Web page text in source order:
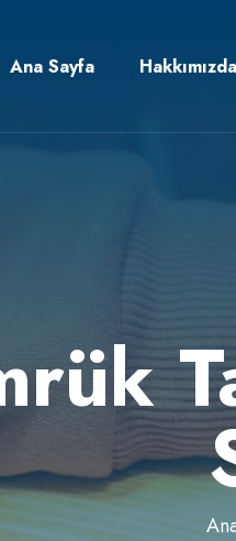
Ana Sayfa Hakkımızda